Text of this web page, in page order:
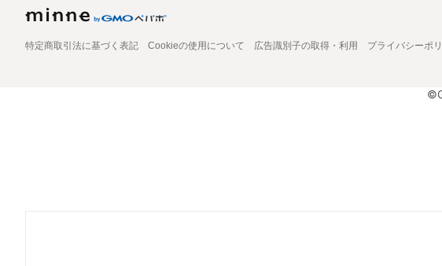
特定商取引法に基づく表記 Cookieの使用について 広告識別子の取得・利用 プライバシーポ